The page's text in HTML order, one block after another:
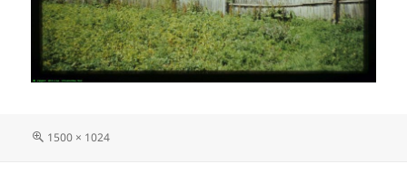
Teljes
1500 × 1024